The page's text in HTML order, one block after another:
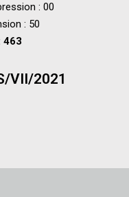
: 00
: 50
463
VII/2021